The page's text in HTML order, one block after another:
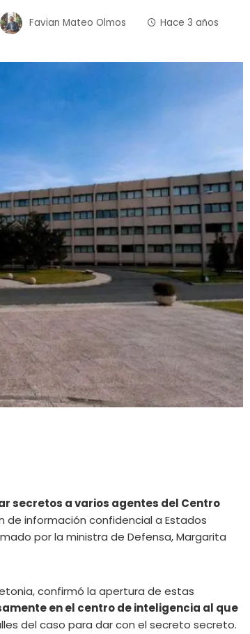
Favian Mateo Olmos Hace 3 años
secretos a varios agentes del Centro
de información confidencial a Estados
por la ministra de Defensa, Margarita
confirmó la apertura de estas
en el centro de inteligencia al que
del caso para dar con el secreto secreto.